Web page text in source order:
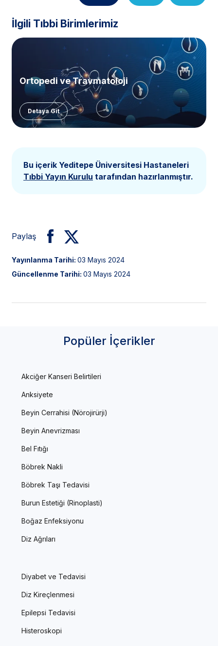
İlgili Tıbbi Birimlerimiz
Ortopedi ve Travmatoloji
Detaya Git
Bu içerik Yeditepe Üniversitesi Hastaneleri
Tıbbi Yayın Kurulu tarafından hazırlanmıştır.
Paylaş
Yayınlanma Tarihi: 03 Mayıs 2024
Güncellenme Tarihi: 03 Mayıs 2024
Popüler İçerikler
Akciğer Kanseri Belirtileri
Anksiyete
Beyin Cerrahisi (Nörojirürji)
Beyin Anevrizması
Bel Fıtığı
Böbrek Nakli
Böbrek Taşı Tedavisi
Burun Estetiği (Rinoplasti)
Boğaz Enfeksiyonu
Diz Ağrıları
Diyabet ve Tedavisi
Diz Kireçlenmesi
Epilepsi Tedavisi
Histeroskopi